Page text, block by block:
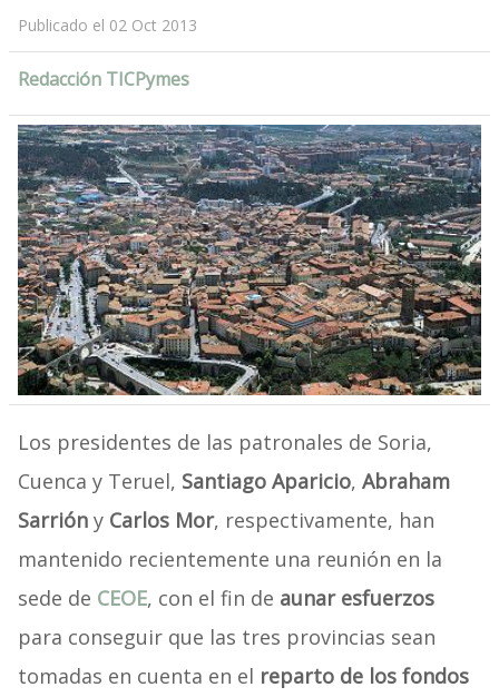
Publicado el 02 Oct 2013
Redacción TICPymes
Los presidentes de las patronales de Soria,
Cuenca y Teruel, Santiago Aparicio, Abraham
Sarrióny Carlos Mor, respectivamente, han
mantenido recientemente una reunión en la
sede de CEOE, con el fin de aunar esfuerzos
para conseguir que las tres provincias sean
tomadas en cuenta en el reparto de los fondos